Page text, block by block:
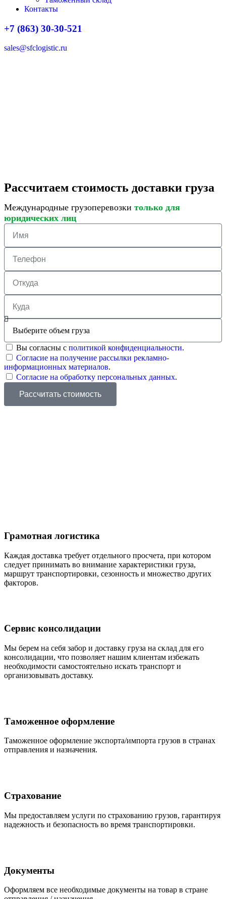
Контакты
+7 (863) 30-30-521
sales@sfclogistic.ru
Рассчитаем стоимость доставки груза
Международные грузоперевозки только для
юридических лиц
Вы согласны с политикой конфиденциальности.
Согласие на получение рассылки рекламно-
информационных материалов.
Согласие на обработку персональных данных.
Рассчитать стоимость
Грамотная логистика
Каждая доставка требует отдельного просчета, при котором
следует принимать во внимание характеристики груза,
маршрут транспортировки, сезонность и множество других
факторов.
Сервис консолидации
Мы берем на себя забор и доставку груза на склад для его
консолидации, что позволяет нашим клиентам избежать
необходимости самостоятельно искать транспорт и
организовывать доставку.
Таможенное оформление
Таможенное оформление экспорта/импорта грузов в странах
отправления и назначения.
Страхование
Мы предоставляем услуги по страхованию грузов, гарантируя
надежность и безопасность во время транспортировки.
Документы
Оформляем все необходимые документы на товар в стране